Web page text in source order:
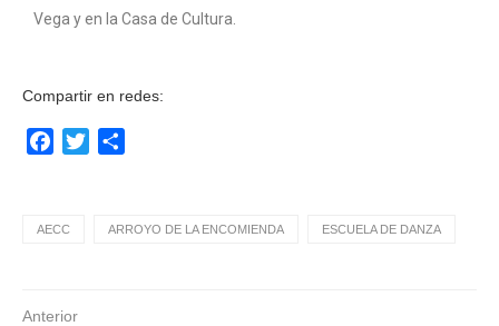
Vega y en la Casa de Cultura.
Compartir en redes:
Facebook
Twitter
AECC ARROYO DE LA ENCOMIENDA ESCUELA DE DANZA
Anterior